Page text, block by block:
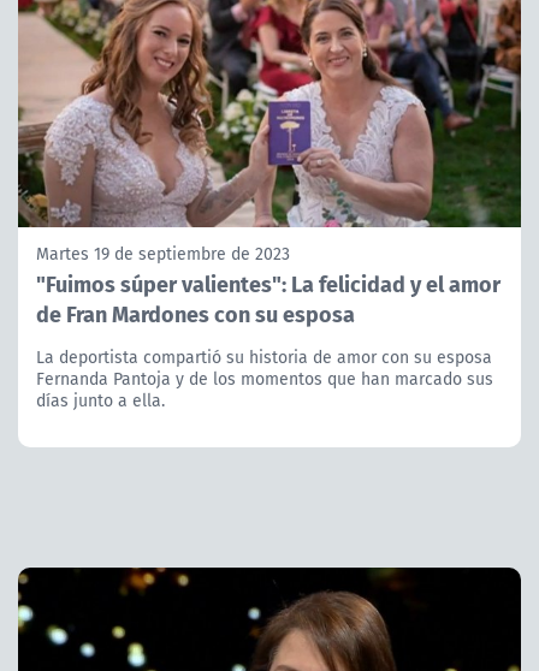
Martes 19 de septiembre de 2023
"Fuimos súper valientes": La felicidad y el amor
de Fran Mardones con su esposa
La deportista compartió su historia de amor con su esposa
Fernanda Pantoja y de los momentos que han marcado sus
días junto a ella.